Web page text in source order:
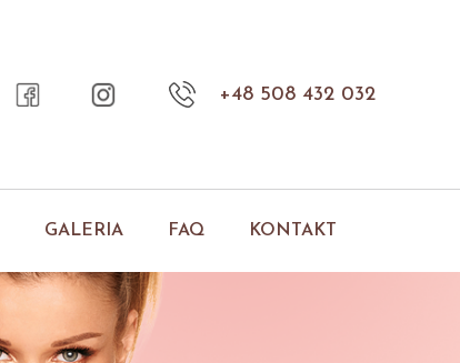
+48 508 432 032
GALERIA FAQ KONTAKT